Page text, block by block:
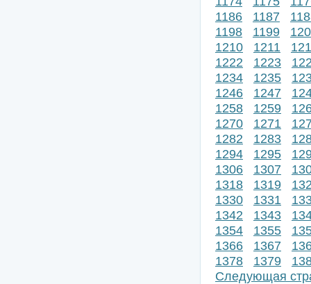
1186
1187
1198
1199
1210
1211
1222
1223
1234
1235
1246
1247
1258
1259
1270
1271
1282
1283
1294
1295
1306
1307
1318
1319
1330
1331
1342
1343
1354
1355
1366
1367
1378
1379
Следующая